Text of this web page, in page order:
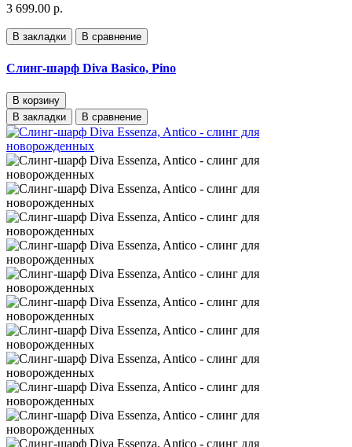
3 699.00 р.
В закладки В сравнение
Слинг-шарф Diva Basico, Pino
В корзину
В закладки
В сравнение